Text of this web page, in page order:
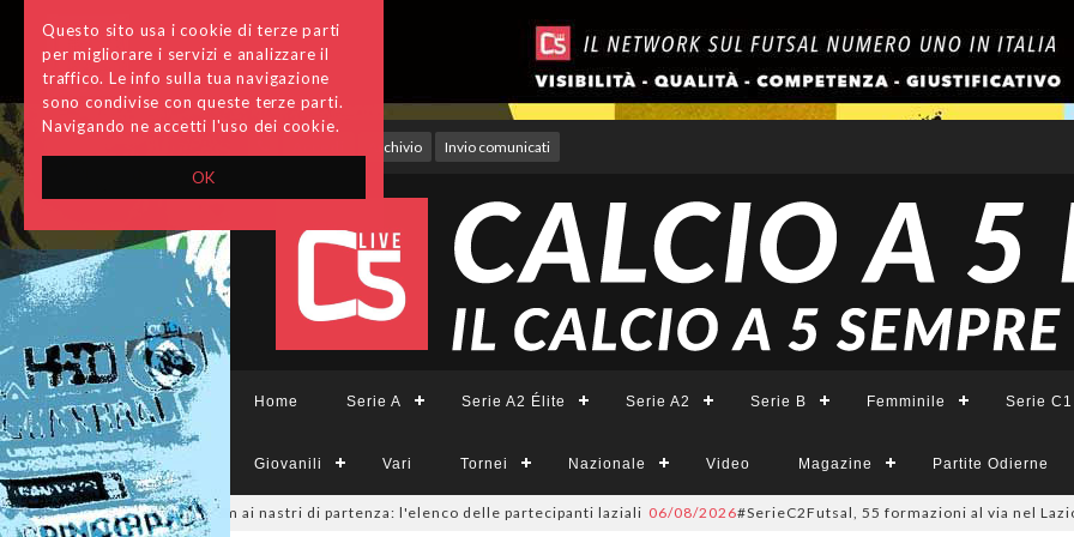
OK
Questo sito usa i cookie di terze parti
per migliorare i servizi e analizzare il
traffico. Le info sulla tua navigazione
sono condivise con queste terze parti.
Navigando ne accetti l'uso dei cookie.
Archivio Invio comunicati
Home Serie A Serie A2 Élite Serie A2 Serie B Femminile Serie C1
Giovanili Vari Tornei Nazionale Video Magazine Partite Odierne
sono 14 i team ai nastri di partenza: l'elenco delle partecipanti laziali 06/08/2026#SerieC2Futsal, 55 formazioni al via nel Lazio: la